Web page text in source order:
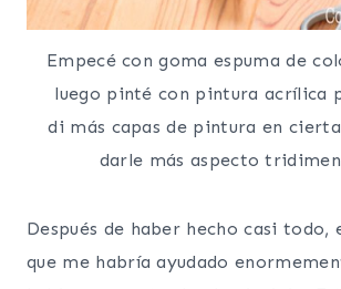
Empecé con goma espuma de
luego pinté con pintura acrílica
di más capas de pintura en
darle más aspecto
Después de haber hecho casi todo,
que me habría ayudado